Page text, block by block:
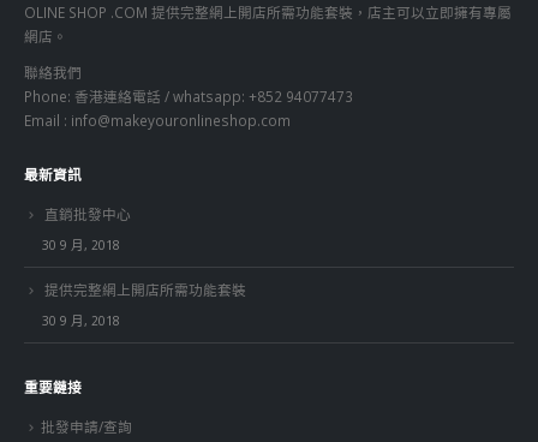
OLINE SHOP .COM 提供完整網上開店所需功能套裝，店主可以立即擁有專屬
網店。
聯絡我們
Phone: 香港連絡電話 / whatsapp: +852 94077473
Email : info@makeyouronlineshop.com
最新資訊
直銷批發中心
30 9 月, 2018
提供完整網上開店所需功能套裝
30 9 月, 2018
重要鏈接
批發申請/查詢